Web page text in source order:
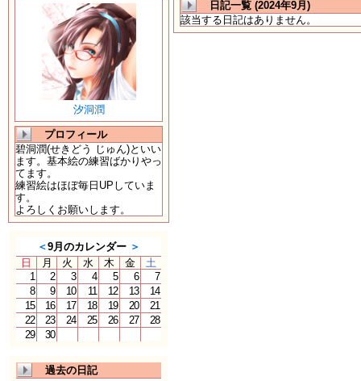
汐洞潤
プロフィール
碧洞潤(せきどう じゅん)といい
ます。基本絵の練習ばかりやっ
てます。
練習絵はほぼ毎日UPしていま
す。
よろしくお願いします。
＜9月のカレンダー ＞
日
月 火 水 木 金
土
1
2 3 4 5 6
7
8
9 10 11 12 13
14
15
16 17 18 19 20
21
22
23 24 25 26 27
28
29
30
過去の日記
日記一覧 (2024年9月)
該当する日記はありません。